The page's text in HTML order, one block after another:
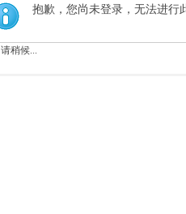
抱歉，您尚未登录，无法进行
请稍候...